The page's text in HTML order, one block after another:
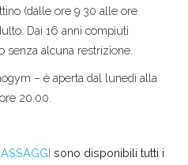
(dalle ore 9.30 alle ore
Dai 16 anni compiuti
senza alcuna restrizione.
– è aperta dal lunedì alla
20.00.
sono disponibili tutti i